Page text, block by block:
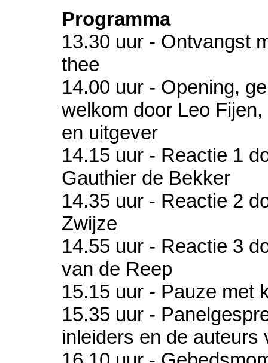
Programma
13.30 uur - Ontvangst
thee
14.00 uur - Opening,
welkom door Leo
en uitgever
14.15 uur - Reactie 1
Gauthier de Bekker
14.35 uur - Reactie 2
Zwijze
14.55 uur - Reactie 3
van de Reep
15.15 uur - Pauze met
15.35 uur -
inleiders en de auteurs